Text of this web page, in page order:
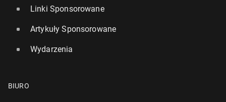
Linki Sponsorowane
Artykuły Sponsorowane
Wydarzenia
BIURO